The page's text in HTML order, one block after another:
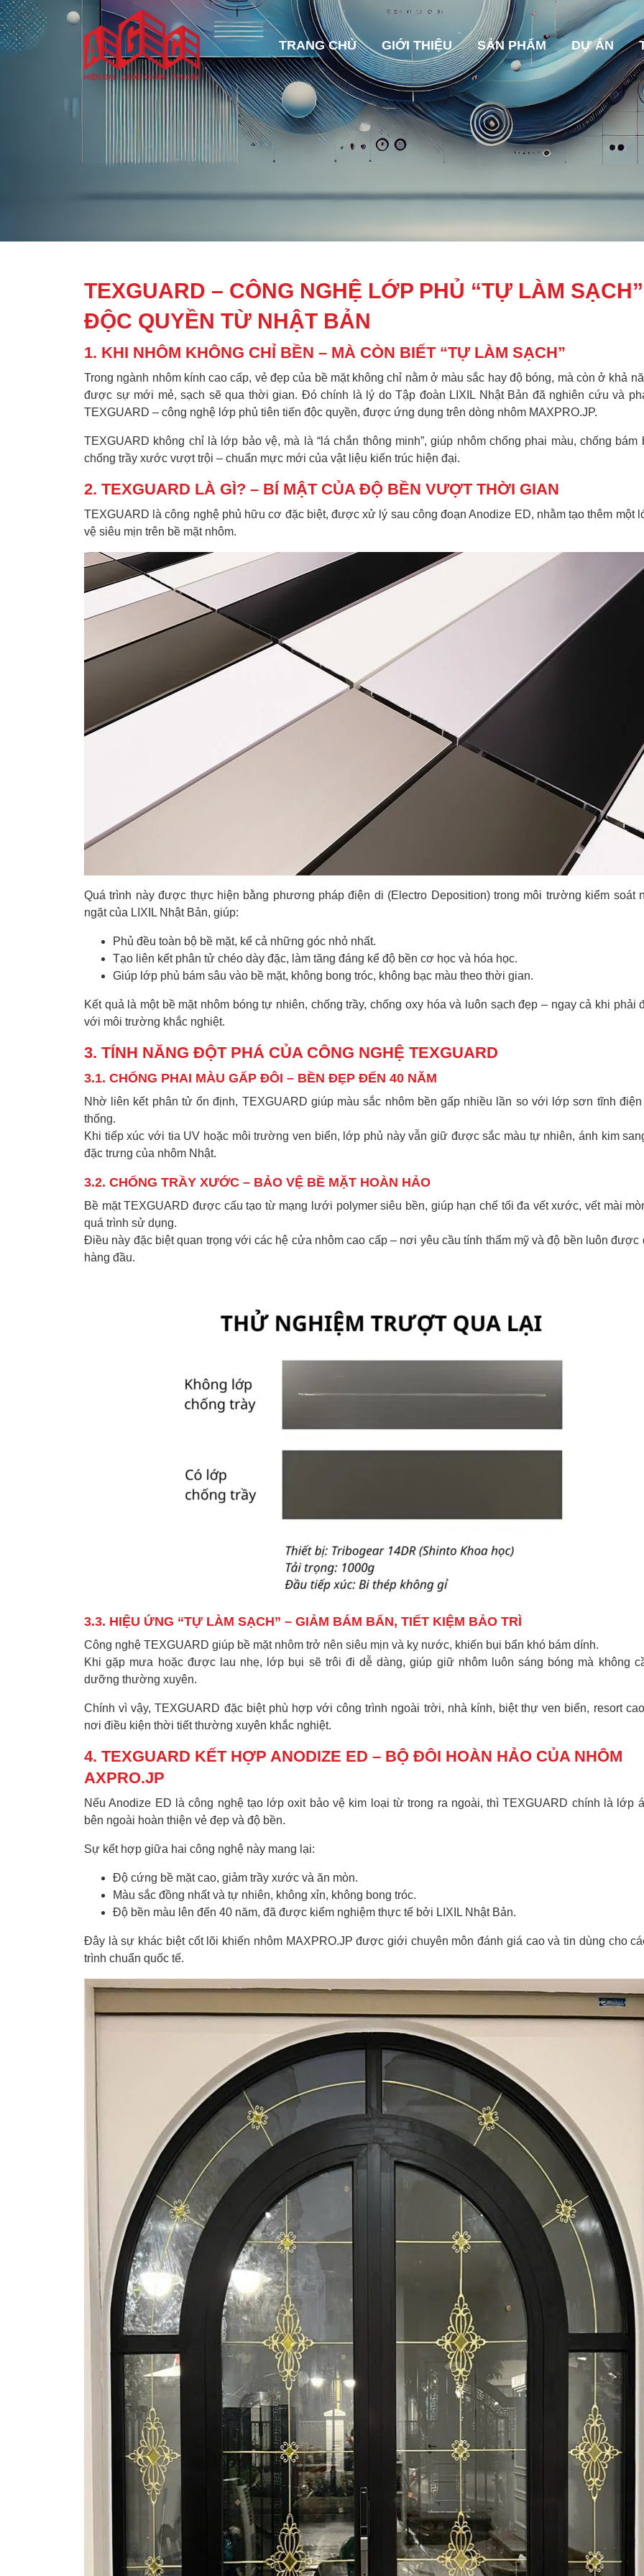
TRANG CHỦ GIỚI THIỆU SẢN PHẨM DỰ ÁN
TEXGUARD – CÔNG NGHỆ LỚP PHỦ “TỰ LÀM SẠCH”
ĐỘC QUYỀN TỪ NHẬT BẢN
1. KHI NHÔM KHÔNG CHỈ BỀN – MÀ CÒN BIẾT “TỰ LÀM SẠCH”
Trong ngành nhôm kính cao cấp, vẻ đẹp của bề mặt không chỉ nằm ở màu sắc hay độ bóng, mà còn ở khả
được sự mới mẻ, sạch sẽ qua thời gian. Đó chính là lý do Tập đoàn LIXIL Nhật Bản đã nghiên cứu và
TEXGUARD – công nghệ lớp phủ tiên tiến độc quyền, được ứng dụng trên dòng nhôm MAXPRO.JP.
TEXGUARD không chỉ là lớp bảo vệ, mà là “lá chắn thông minh”, giúp nhôm chống phai màu, chống bám
chống trầy xước vượt trội – chuẩn mực mới của vật liệu kiến trúc hiện đại.
2. TEXGUARD LÀ GÌ? – BÍ MẬT CỦA ĐỘ BỀN VƯỢT THỜI GIAN
TEXGUARD là công nghệ phủ hữu cơ đặc biệt, được xử lý sau công đoạn Anodize ED, nhằm tạo thêm một
vệ siêu mịn trên bề mặt nhôm.
Quá trình này được thực hiện bằng phương pháp điện di (Electro Deposition) trong môi trường kiểm soát
ngặt của LIXIL Nhật Bản, giúp:
Phủ đều toàn bộ bề mặt, kể cả những góc nhỏ nhất.
Tạo liên kết phân tử chéo dày đặc, làm tăng đáng kể độ bền cơ học và hóa học.
Giúp lớp phủ bám sâu vào bề mặt, không bong tróc, không bạc màu theo thời gian.
Kết quả là một bề mặt nhôm bóng tự nhiên, chống trầy, chống oxy hóa và luôn sạch đẹp – ngay cả khi phải
với môi trường khắc nghiệt.
3. TÍNH NĂNG ĐỘT PHÁ CỦA CÔNG NGHỆ TEXGUARD
3.1. CHỐNG PHAI MÀU GẤP ĐÔI – BỀN ĐẸP ĐẾN 40 NĂM
Nhờ liên kết phân tử ổn định, TEXGUARD giúp màu sắc nhôm bền gấp nhiều lần so với lớp sơn tĩnh điện
thống.
Khi tiếp xúc với tia UV hoặc môi trường ven biển, lớp phủ này vẫn giữ được sắc màu tự nhiên, ánh kim
đặc trưng của nhôm Nhật.
3.2. CHỐNG TRẦY XƯỚC – BẢO VỆ BỀ MẶT HOÀN HẢO
Bề mặt TEXGUARD được cấu tạo từ mạng lưới polymer siêu bền, giúp hạn chế tối đa vết xước, vết mài
quá trình sử dụng.
Điều này đặc biệt quan trọng với các hệ cửa nhôm cao cấp – nơi yêu cầu tính thẩm mỹ và độ bền luôn được
hàng đầu.
3.3. HIỆU ỨNG “TỰ LÀM SẠCH” – GIẢM BÁM BẨN, TIẾT KIỆM BẢO TRÌ
Công nghệ TEXGUARD giúp bề mặt nhôm trở nên siêu mịn và kỵ nước, khiến bụi bẩn khó bám dính.
Khi gặp mưa hoặc được lau nhẹ, lớp bụi sẽ trôi đi dễ dàng, giúp giữ nhôm luôn sáng bóng mà không
dưỡng thường xuyên.
Chính vì vậy, TEXGUARD đặc biệt phù hợp với công trình ngoài trời, nhà kính, biệt thự ven biển, resort
nơi điều kiện thời tiết thường xuyên khắc nghiệt.
4. TEXGUARD KẾT HỢP ANODIZE ED – BỘ ĐÔI HOÀN HẢO CỦA NHÔM
AXPRO.JP
Nếu Anodize ED là công nghệ tạo lớp oxit bảo vệ kim loại từ trong ra ngoài, thì TEXGUARD chính là lớp
bên ngoài hoàn thiện vẻ đẹp và độ bền.
Sự kết hợp giữa hai công nghệ này mang lại:
Độ cứng bề mặt cao, giảm trầy xước và ăn mòn.
Màu sắc đồng nhất và tự nhiên, không xỉn, không bong tróc.
Độ bền màu lên đến 40 năm, đã được kiểm nghiệm thực tế bởi LIXIL Nhật Bản.
Đây là sự khác biệt cốt lõi khiến nhôm MAXPRO.JP được giới chuyên môn đánh giá cao và tin dùng cho
trình chuẩn quốc tế.